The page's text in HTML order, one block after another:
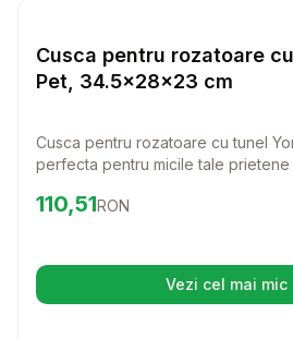
Cusca pentru rozatoare
Pet, 34.5x28x23 cm
Cusca pentru rozatoare cu tunel
perfecta pentru micile tale prietene
ofera confort si distractie,
Preț:110.51
110,51RON
Vezi cel mai mic
(se